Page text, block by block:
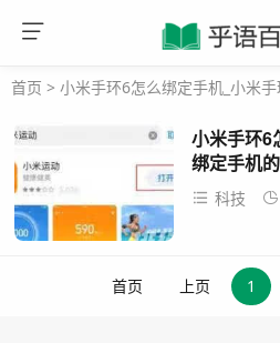
首页 > 小米手环6怎么绑定手机_小米
小米手环6
绑定手机
科技
首页 上页 1